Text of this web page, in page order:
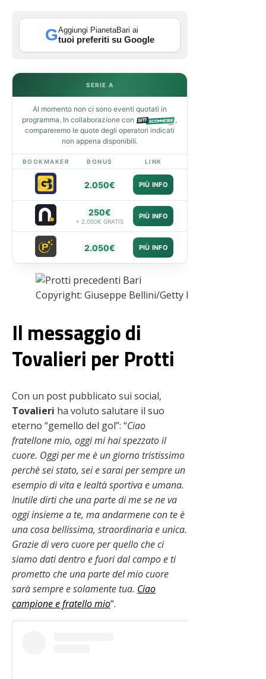
GAggiungi PianetaBari ai
tuoi preferiti su Google
SERIE A
Al momento non ci sono eventi quotati in
programma. In collaborazione con
,
compareremo le quote degli operatori indicati
non appena disponibili.
BOOKMAKER BONUS LINK
2.050€ PIÙ INFO
250€
+ 2.000€ GRATIS
PIÙ INFO
2.050€ PIÙ INFO
Copyright: Giuseppe Bellini/Getty Images – Via
Il messaggio di
Tovalieri per Protti
Con un post pubblicato sui social,
Tovalieri ha voluto salutare il suo
eterno “gemello del gol”: “Ciao
fratellone mio, oggi mi hai spezzato il
cuore. Oggi per me è un giorno tristissimo
perchè sei stato, sei e sarai per sempre un
esempio di vita e lealtà sportiva e umana.
Inutile dirti che una parte di me se ne va
oggi insieme a te, ma andarmene con te è
una cosa bellissima, straordinaria e unica.
Grazie di vero cuore per quello che ci
siamo dati dentro e fuori dal campo e ti
prometto che una parte del mio cuore
sarà sempre e solamente tua. Ciao
campione e fratello mio“.